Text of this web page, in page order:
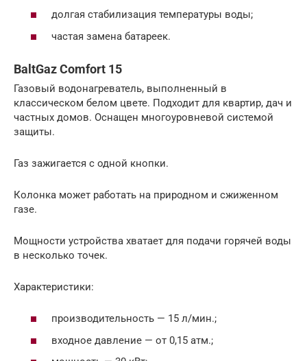
долгая стабилизация температуры воды;
частая замена батареек.
BaltGaz Comfort 15
Газовый водонагреватель, выполненный в
классическом белом цвете. Подходит для квартир, дач и
частных домов. Оснащен многоуровневой системой
защиты.
Газ зажигается с одной кнопки.
Колонка может работать на природном и сжиженном
газе.
Мощности устройства хватает для подачи горячей воды
в несколько точек.
Характеристики:
производительность — 15 л/мин.;
входное давление — от 0,15 атм.;